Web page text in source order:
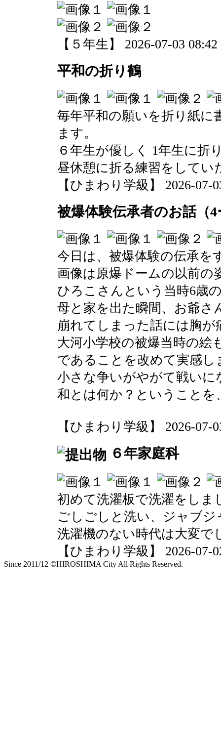
【５年生】 2026-07-03
平和の折り鶴
毎年平和の願いを折り紙に
ます。
６年生が優しく 1年生に折
昼休憩に折る練習をしてい
【ひまわり学級】 2026-07-
被爆体験伝承者のお話（4
今日は、被爆体験の伝承を
画像は原爆ドームの以前の
ひろこさんという当時6歳
母と家を出た瞬間、お爺さ
崩れてしまった話には胸が
大河小学校の被爆当時の絵
であることを改めて実感し
小さな争いがやがて戦い
和とは何か？ということを
【ひまわり学級】 2026-07-
６年家庭科
初めて洗濯板で洗濯をしま
ごしごしと洗い、ジャブ
洗濯機のない時代は大変で
【ひまわり学級】 2026-07-
Since 2011/12 ©HIROSHIMA City All Rights Reserved.